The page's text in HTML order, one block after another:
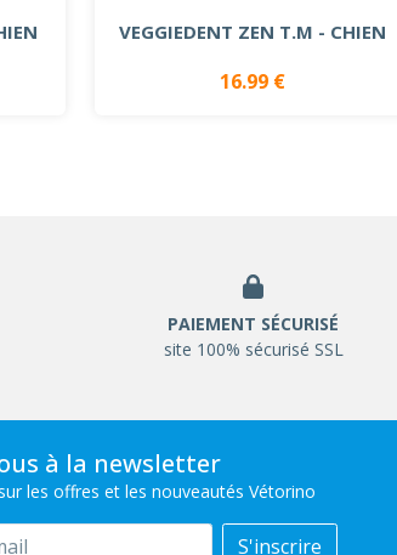
VEGGIEDENT ZEN T.M - CHIEN
16.99 €
PAIEMENT SÉCURISÉ
site 100% sécurisé SSL
à la newsletter
les offres et les nouveautés Vétorino
S'inscrire